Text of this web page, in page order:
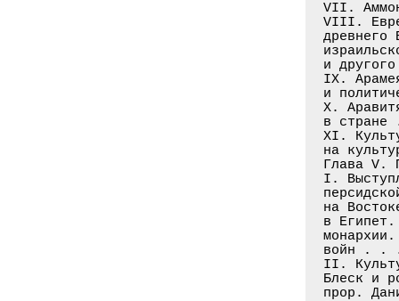
VII.
VIII.
древнего
и
IX.
и
Х.
в
XI.
на
Глава V.
I.
на
в Египет.
войн .
II.
Блеск и
прор.